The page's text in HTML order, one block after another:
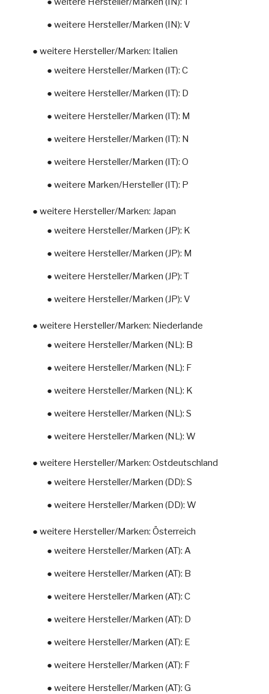
● weitere Hersteller/Marken (IN): V
● weitere Hersteller/Marken: Italien
● weitere Hersteller/Marken (IT): C
● weitere Hersteller/Marken (IT): D
● weitere Hersteller/Marken (IT): M
● weitere Hersteller/Marken (IT): N
● weitere Hersteller/Marken (IT): O
● weitere Marken/Hersteller (IT): P
● weitere Hersteller/Marken: Japan
● weitere Hersteller/Marken (JP): K
● weitere Hersteller/Marken (JP): M
● weitere Hersteller/Marken (JP): T
● weitere Hersteller/Marken (JP): V
● weitere Hersteller/Marken: Niederlande
● weitere Hersteller/Marken (NL): B
● weitere Hersteller/Marken (NL): F
● weitere Hersteller/Marken (NL): K
● weitere Hersteller/Marken (NL): S
● weitere Hersteller/Marken (NL): W
● weitere Hersteller/Marken: Ostdeutschland
● weitere Hersteller/Marken (DD): S
● weitere Hersteller/Marken (DD): W
● weitere Hersteller/Marken: Österreich
● weitere Hersteller/Marken (AT): A
● weitere Hersteller/Marken (AT): B
● weitere Hersteller/Marken (AT): C
● weitere Hersteller/Marken (AT): D
● weitere Hersteller/Marken (AT): E
● weitere Hersteller/Marken (AT): F
● weitere Hersteller/Marken (AT): G